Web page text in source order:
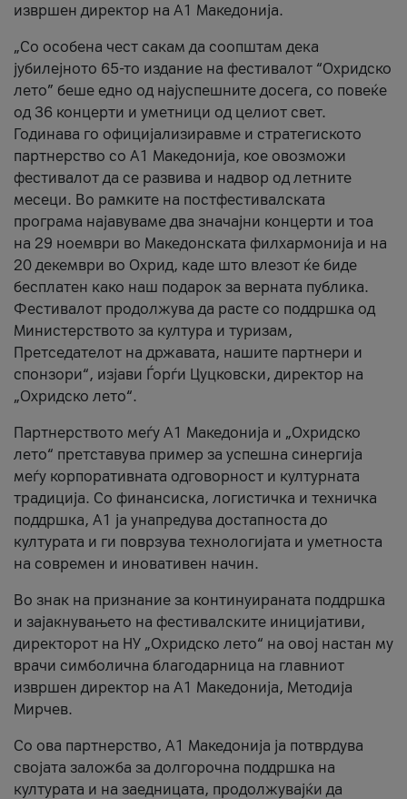
извршен директор на A1 Македонија.
„Со особена чест сакам да соопштам дека
јубилејното 65-то издание на фестивалот “Охридско
лето” беше едно од најуспешните досега, со повеќе
од 36 концерти и уметници од целиот свет.
Годинава го официјализиравме и стратегиското
партнерство со А1 Македонија, кое овозможи
фестивалот да се развива и надвор од летните
месеци. Во рамките на постфестивалската
програма најавуваме два значајни концерти и тоа
на 29 ноември во Македонската филхармонија и на
20 декември во Охрид, каде што влезот ќе биде
бесплатен како наш подарок за верната публика.
Фестивалот продолжува да расте со поддршка од
Министерството за култура и туризам,
Претседателот на државата, нашите партнери и
спонзори“, изјави Ѓорѓи Цуцковски, директор на
„Охридско лето“.
Партнерството меѓу A1 Македонија и „Охридско
лето“ претставува пример за успешна синергија
меѓу корпоративната одговорност и културната
традиција. Со финансиска, логистичка и техничка
поддршка, A1 ја унапредува достапноста до
културата и ги поврзува технологијата и уметноста
на современ и иновативен начин.
Во знак на признание за континуираната поддршка
и зајакнувањето на фестивалските иницијативи,
директорот на НУ „Охридско лето“ на овој настан му
врачи симболична благодарница на главниот
извршен директор на A1 Македонија, Методија
Мирчев.
Со ова партнерство, A1 Македонија ја потврдува
својата заложба за долгорочна поддршка на
културата и на заедницата, продолжувајќи да